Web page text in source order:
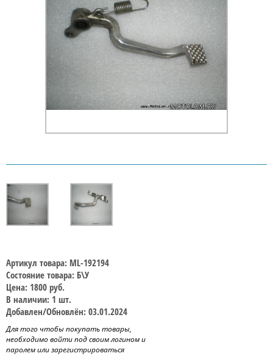
Артикул товара: ML-192194
Состояние товара: Б\У
Цена: 1800 руб.
В наличии: 1 шт.
Добавлен/Обновлён: 03.01.2024
Для того чтобы покупать товары,
необходимо войти под своим логином и
паролем или зарегистрироваться